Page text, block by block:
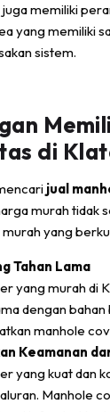
memiliki
yang memiliki
sistem.
di
jual
murah tidak
yang
Tahan Lama
yang murah di
dengan
manhole
Keamanan
yang kuat dan
Manhole